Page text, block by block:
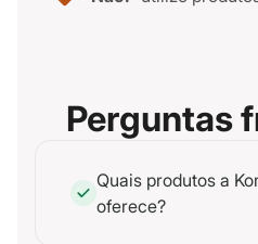
Perguntas
Quais produtos a
oferece?